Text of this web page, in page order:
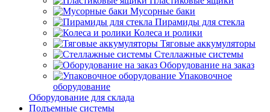
Мусорные баки
Пирамиды для стекла
Колеса и ролики
Тяговые аккумуляторы
Стеллажные системы
Оборудование на заказ
Упаковочное
оборудование
Оборудование для склада
Подъемные системы